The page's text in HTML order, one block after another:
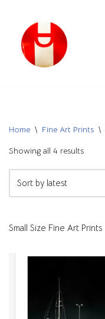
Skip
content
Home \ Fine Art Prints \
Showing all 4 results
Small Size Fine Art Prints